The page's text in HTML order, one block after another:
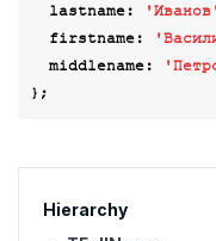
lastname:
firstname:
middlename:
Hierarchy